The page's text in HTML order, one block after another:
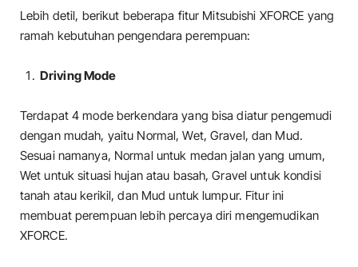
Lebih detil, berikut beberapa fitur Mitsubishi XFORCE yang
ramah kebutuhan pengendara perempuan:
Driving Mode
Terdapat 4 mode berkendara yang bisa diatur pengemudi
dengan mudah, yaitu Normal, Wet, Gravel, dan Mud.
Sesuai namanya, Normal untuk medan jalan yang umum,
Wet untuk situasi hujan atau basah, Gravel untuk kondisi
tanah atau kerikil, dan Mud untuk lumpur. Fitur ini
membuat perempuan lebih percaya diri mengemudikan
XFORCE.